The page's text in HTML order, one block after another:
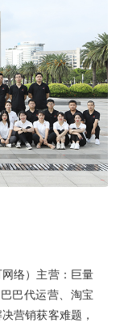
络）主营：巨量
巴代运营、淘宝
营销获客难题，